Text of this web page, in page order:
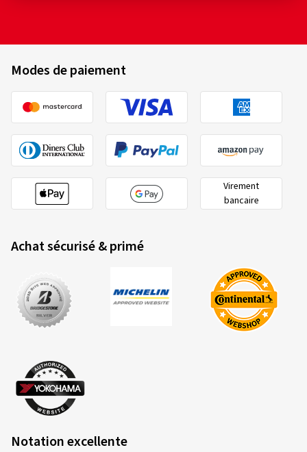
Modes de paiement
Virement
bancaire
Achat sécurisé & primé
Notation excellente